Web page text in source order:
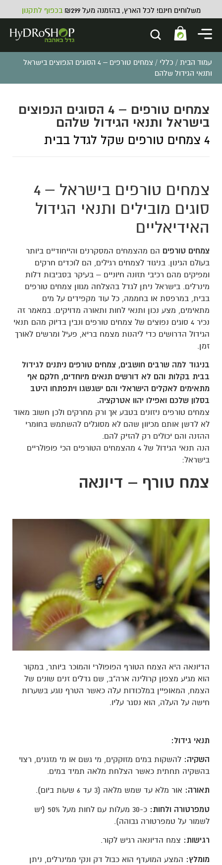
משלוחים חינם! לכל הארץ, בהזמנה מעל ₪299 בכפוף לתקנון
עמוד הבית / כללי
/ צמחים טורפים – 4 הסוגים הנפוצים בישראל
ותנאי הגידול שלהם
צמחים טורפים – 4 הסוגים הנפוצים
בישראל ותנאי הגידול שלהם
4 צמחים טורפים שקל לגדל בבית
צמחים טורפים בישראל – 4
סוגים מובילים ותנאי הגידול
האידיאליים
צמחים טורפים הם מהצמחים המסקרנים והייחודיים ביותר
בעולם הגינון. בניגוד לצמחים רגילים, הם לוכדים חרקים
ומפיקים מהם רכיבי תזונה חיוניים – בעיקר בסביבות דלות
מינרלים. בישראל ניתן לגדל בהצלחה מגוון צמחים טורפים
בבית, במרפסת או בחממה, כל עוד מקפידים על מים
מתאימים, מצע נכון ותנאי לחות ותאורה מדויקים. במאמר זה
נכיר 4 סוגים נפוצים של צמחים טורפים ונבין בדיוק מהם תנאי
הגידול הדרושים כדי ליהנות מצמח בריא, פעיל ומרשים לאורך
זמן.
בניגוד למה שרבים חושבים, צמחים טורפים ניתנים לגידול
בבית בקלות והם לא דורשים תנאים מיוחדים, חלקם אף
מתאימים לאקלים הישראלי והם ישגשגו ויתפתחו היטב
בסלון שלכם ואפילו יהוו אטרקציה.
צמחים טורפים ניזונים בטבע אך ורק מחרקים ולכן חשוב מאוד
לא לדשן אותם מכיוון שהם לא מסוגלים להשתמש בחומרי
ההזנה והם יכולים רק להזיק להם.
הנה תנאי הגידול של 4 מהצמחים הטורפים הכי פופולריים
בישראל:
צמח טורף – דיונאה
הדיונאה היא הצמח הטורף הפופולרי והמוכר ביותר, במקור
הוא מגיע מצפון קרולינה ארה"ב, שם גדלים זנים שונים של
הצמח, המאופיין במלכודות עלה כאשר הטרף נוגע בשערות
חישה על העלה, הוא נסגר עליו.
תנאי גידול:
השקיה: להשקות במים מזוקקים, מי גשם או מי מזגנים, רצוי
בהשקיה תחתית כאשר הצלחת מלאה תמיד במים.
תאורה: אור מלא עד שמש מלאה (3 עד 6 שעות ביום).
טמפרטורה ולחות:
כ-30 מעלות עם לחות מעל 50% (יש
לשמור על טמפרטורה גבוהה).
רגישות: צמח הדיונאה רגיש לקור.
מומלץ: המצע המועדף הוא כבול דק ונקי ממינרלים, ניתן